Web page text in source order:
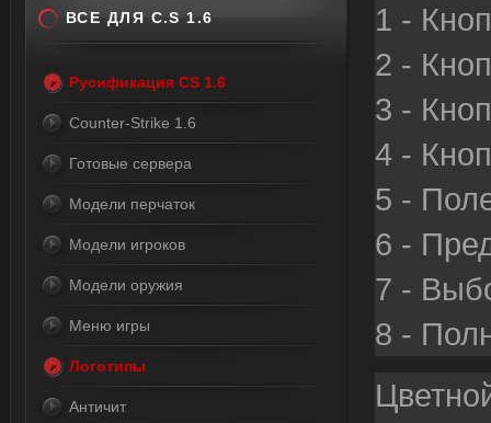
1 -
2 -
3 -
4 -
5 -
6 -
7 -
8 -
ВСЕ ДЛЯ C.S 1.6
Русификация CS 1.6
Counter-Strike 1.6
Готовые сервера
Модели перчаток
Модели игроков
Модели оружия
Меню игры
Логотипы
Античит